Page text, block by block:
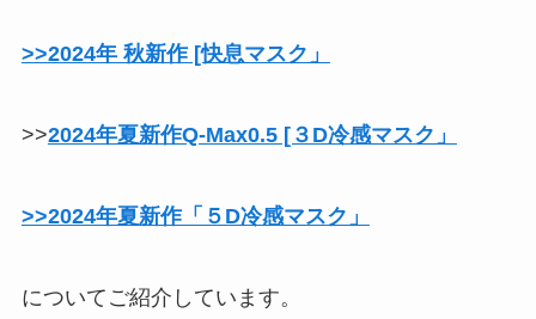
>>2024年 秋新作 [快息マスク」
>>2024年夏新作Q-Max0.5 [３D冷感マスク」
>>2024年夏新作「５D冷感マスク」
についてご紹介しています。